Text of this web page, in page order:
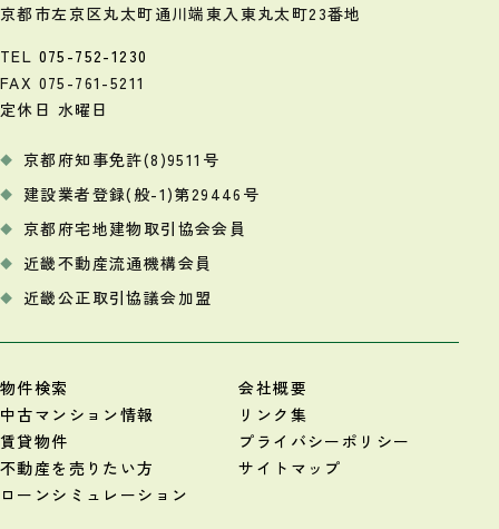
京都市左京区丸太町通川端東入 東丸太町23番地
TEL 075-752-1230
FAX 075-761-5211
定休日 水曜日
京都府知事免許(8)9511号
建設業者登録(般-1)第29446号
京都府宅地建物取引協会会員
近畿不動産流通機構会員
近畿公正取引協議会加盟
物件検索
中古マンション情報
賃貸物件
不動産を売りたい方
ローンシミュレーション
会社概要
リンク集
プライバシーポリシー
サイトマップ